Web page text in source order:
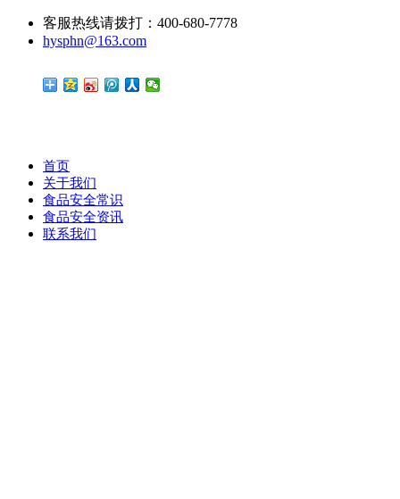
客服热线请拨打：400-680-7778
hysphn@163.com
首页
关于我们
食品安全常识
食品安全资讯
联系我们